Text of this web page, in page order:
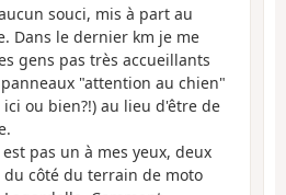
souci, mis à part au
Dans le dernier km je me
gens pas très accueillants
"attention au chien"
ou bien?!) au lieu d'être de
pas un à mes yeux, deux
du côté du terrain de moto